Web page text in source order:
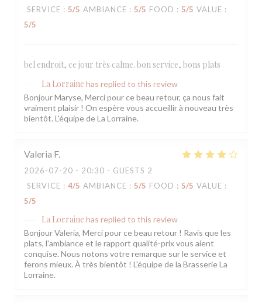
SERVICE : 5/5 AMBIANCE : 5/5 FOOD : 5/5 VALUE :
5/5
bel endroit, ce jour très calme. bon service, bons plats
La Lorraine has replied to this review
Bonjour Maryse, Merci pour ce beau retour, ça nous fait
vraiment plaisir ! On espère vous accueillir à nouveau très
bientôt. L'équipe de La Lorraine.
Valeria F
2026-07-20 - 20:30 - GUESTS 2
SERVICE : 4/5 AMBIANCE : 5/5 FOOD : 5/5 VALUE :
5/5
La Lorraine has replied to this review
Bonjour Valeria, Merci pour ce beau retour ! Ravis que les
plats, l'ambiance et le rapport qualité-prix vous aient
conquise. Nous notons votre remarque sur le service et
ferons mieux. À très bientôt ! L'équipe de la Brasserie La
Lorraine.